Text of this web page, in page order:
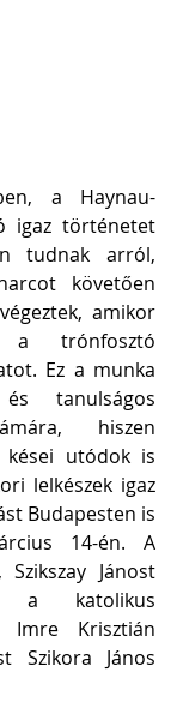
a Haynau-
igaz történetet
tudnak arról,
követően
amikor
a trónfosztó
Ez a munka
tanulságos
hiszen
utódok is
lelkészek igaz
Budapesten is
14-én. A
Jánost
a katolikus
Imre Krisztián
Szikora János